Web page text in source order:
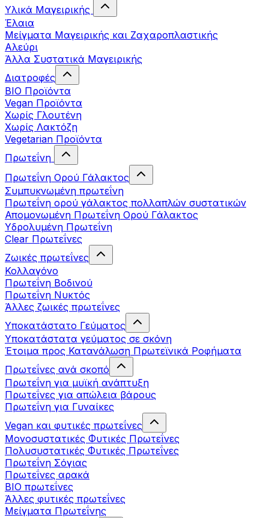
Υλικά Μαγειρικής
Έλαια
Μείγματα Μαγειρικής και Ζαχαροπλαστικής
Αλεύρι
Άλλα Συστατικά Μαγειρικής
Διατροφές
BIO Προϊόντα
Vegan Προϊόντα
Χωρίς Γλουτένη
Χωρίς Λακτόζη
Vegetarian Προϊόντα
Πρωτεΐνη
Πρωτεΐνη Ορού Γάλακτος
Συμπυκνωμένη πρωτεΐνη
Πρωτεΐνη ορού γάλακτος πολλαπλών συστατικών
Απομονωμένη Πρωτεΐνη Ορού Γάλακτος
Υδρολυμένη Πρωτεΐνη
Clear Πρωτεΐνες
Ζωικές πρωτεΐνες
Κολλαγόνο
Πρωτεΐνη Βοδινού
Πρωτεΐνη Νυκτός
Άλλες ζωικές πρωτεΐνες
Υποκατάστατο Γεύματος
Υποκατάστατα γεύματος σε σκόνη
Έτοιμα προς Κατανάλωση Πρωτεϊνικά Ροφήματα
Πρωτεΐνες ανά σκοπό
Πρωτεΐνη για μυϊκή ανάπτυξη
Πρωτεΐνες για απώλεια βάρους
Πρωτεΐνη για Γυναίκες
Vegan και φυτικές πρωτεΐνες
Μονοσυστατικές Φυτικές Πρωτεΐνες
Πολυσυστατικές Φυτικές Πρωτεΐνες
Πρωτεΐνη Σόγιας
Πρωτεΐνες αρακά
ΒIO πρωτεΐνες
Άλλες φυτικές πρωτεΐνες
Μείγματα Πρωτεΐνης